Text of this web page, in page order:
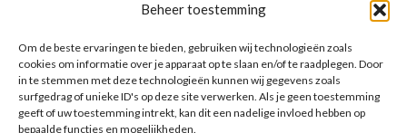
Beheer toestemming
Om de beste ervaringen te bieden, gebruiken wij technologieën zoals
cookies om informatie over je apparaat op te slaan en/of te raadplegen. Door
in te stemmen met deze technologieën kunnen wij gegevens zoals
surfgedrag of unieke ID's op deze site verwerken. Als je geen toestemming
geeft of uw toestemming intrekt, kan dit een nadelige invloed hebben op
bepaalde functies en mogelijkheden.
BE71 9731 6439 9169
Contactinformatie